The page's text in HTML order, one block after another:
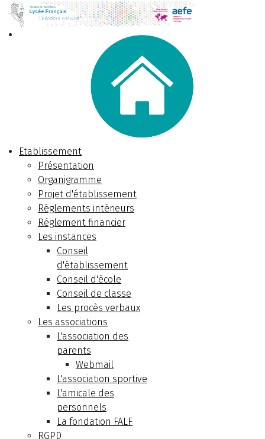
Etablissement
Présentation
Organigramme
Projet d'établissement
Réglements intérieurs
Réglement financier
Les instances
Conseil
d'établissement
Conseil d'école
Conseil de classe
Les procès verbaux
Les associations
L'association des
parents
Webmail
L'association sportive
L'amicale des
personnels
La fondation FALF
RGPD